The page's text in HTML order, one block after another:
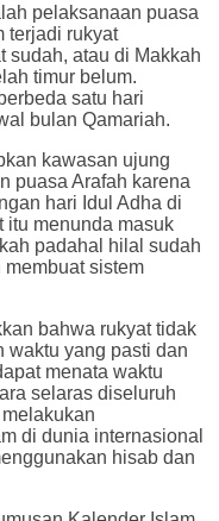
pelaksanaan puasa
terjadi rukyat
sudah, atau di Makkah
timur belum.
satu hari
bulan Qamariah.
kawasan ujung
puasa Arafah karena
hari Idul Adha di
itu menunda masuk
padahal hilal sudah
sistem
bahwa rukyat tidak
waktu yang pasti dan
menata waktu
selaras diseluruh
di dunia internasional
hisab dan